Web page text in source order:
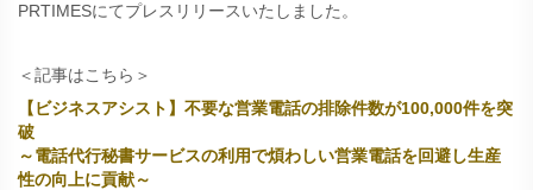
PRTIMESにてプレスリリースいたしました。
＜記事はこちら＞
【ビジネスアシスト】不要な営業電話の排除件数が100,000件を突
破
～電話代行秘書サービスの利用で煩わしい営業電話を回避し生産
性の向上に貢献～